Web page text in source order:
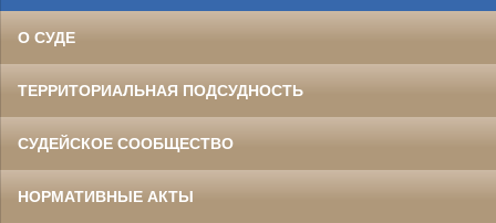
О СУДЕ
ТЕРРИТОРИАЛЬНАЯ ПОДСУДНОСТЬ
СУДЕЙСКОЕ СООБЩЕСТВО
НОРМАТИВНЫЕ АКТЫ